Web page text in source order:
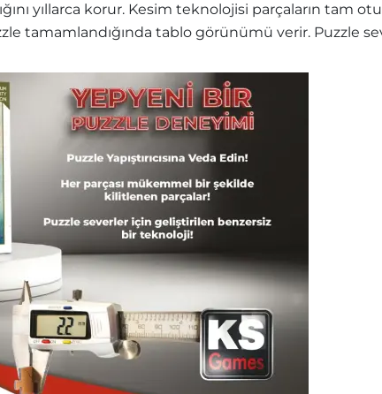
yıllarca korur. Kesim teknolojisi parçaların tam
tamamlandığında tablo görünümü verir. Puzzle